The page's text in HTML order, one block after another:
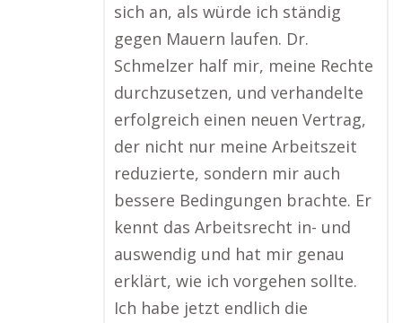
sich an, als würde ich ständig
gegen Mauern laufen. Dr.
Schmelzer half mir, meine Rechte
durchzusetzen, und verhandelte
erfolgreich einen neuen Vertrag,
der nicht nur meine Arbeitszeit
reduzierte, sondern mir auch
bessere Bedingungen brachte. Er
kennt das Arbeitsrecht in- und
auswendig und hat mir genau
erklärt, wie ich vorgehen sollte.
Ich habe jetzt endlich die